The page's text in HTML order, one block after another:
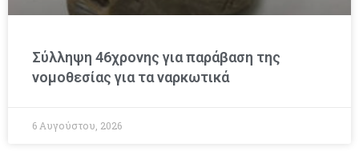
Σύλληψη 46χρονης για παράβαση της
νομοθεσίας για τα ναρκωτικά
6 Αυγούστου, 2026